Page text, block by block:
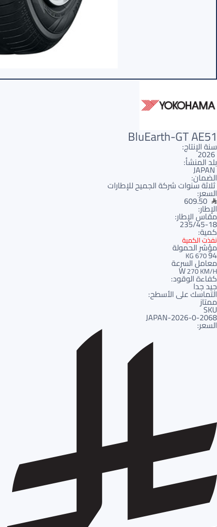
BluEarth-GT AE51
سنة الإنتاج:
2026
بلد المنشأ:
JAPAN
الضمان:
ثلاثة سنوات شركة الجميح للإطارات
السعر:
609.50
الإطار:
مقاس الإطار:
235/45-18
كمية:
نفذت الكمية
مؤشر الحمولة
94
670 KG
معامل السرعة
W270 KM/H
كفاءة الوقود:
جيد جدا
التماسك على الأسطح:
ممتاز
SKU
2068-JAPAN-2026-0
السعر: